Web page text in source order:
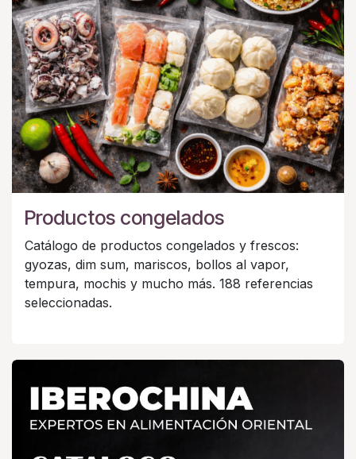
Productos congelados
Catálogo de productos congelados y frescos:
gyozas, dim sum, mariscos, bollos al vapor,
tempura, mochis y mucho más. 188 referencias
seleccionadas.